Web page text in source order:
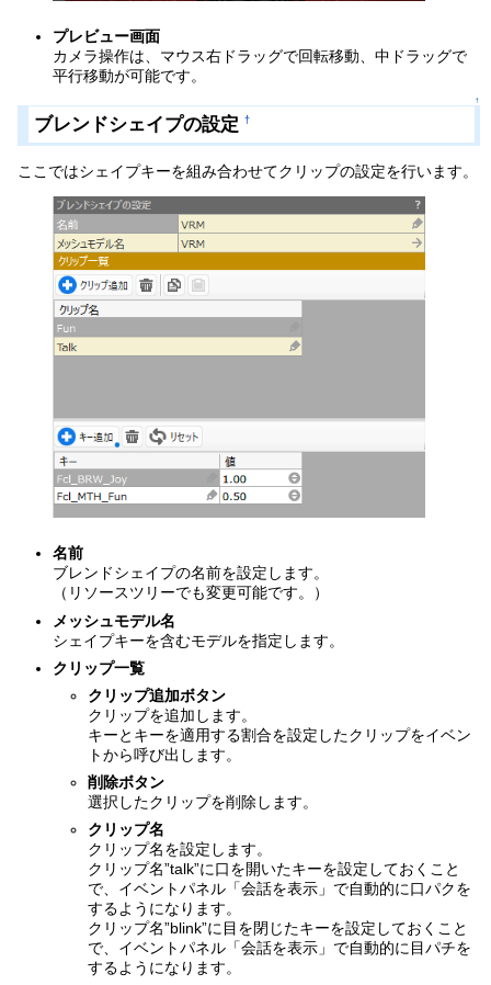
プレビュー画面
カメラ操作は、マウス右ドラッグで回転移動、中ドラッグで
平行移動が可能です。
↑
ブレンドシェイプの設定 †
ここではシェイプキーを組み合わせてクリップの設定を行います。
名前
ブレンドシェイプの名前を設定します。
（リソースツリーでも変更可能です。）
メッシュモデル名
シェイプキーを含むモデルを指定します。
クリップ一覧
クリップ追加ボタン
クリップを追加します。
キーとキーを適用する割合を設定したクリップをイベン
トから呼び出します。
削除ボタン
選択したクリップを削除します。
クリップ名
クリップ名を設定します。
クリップ名”talk”に口を開いたキーを設定しておくこと
で、イベントパネル「会話を表示」で自動的に口パクを
するようになります。
クリップ名”blink”に目を閉じたキーを設定しておくこと
で、イベントパネル「会話を表示」で自動的に目パチを
するようになります。